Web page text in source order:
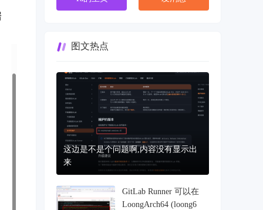
图文热点
这边是不是个问题啊,内容没有显示出
来
GitLab Runner 可以在
LoongArch64 (loong6